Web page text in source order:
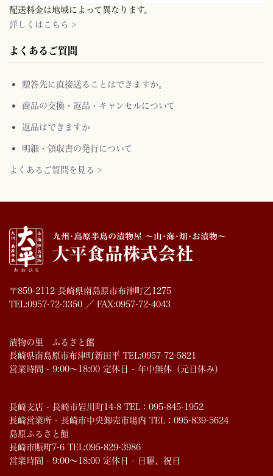
配送料金は地域によって異なります。
詳しくはこちら >
よくあるご質問
贈答先に直接送ることはできますか。
商品の交換・返品・キャンセルについて
返品はできますか
明細・領収書の発行について
よくあるご質問を見る >
〒859-2112 長崎県南島原市布津町乙1275
TEL:0957-72-3350 ／ FAX:0957-72-4043
漬物の里 ふるさと館
長崎県南島原市布津町新田平 TEL:0957-72-5821
営業時間 - 9:00～18:00 定休日 - 年中無休（元日休み）
長崎支店 - 長崎市岩川町14-8 TEL：095-845-1952
長崎営業所 - 長崎市中央卸売市場内 TEL：095-839-5624
島原ふるさと館
長崎市賑町7-6 TEL:095-829-3986
営業時間 - 9:00～18:00 定休日 - 日曜、祝日